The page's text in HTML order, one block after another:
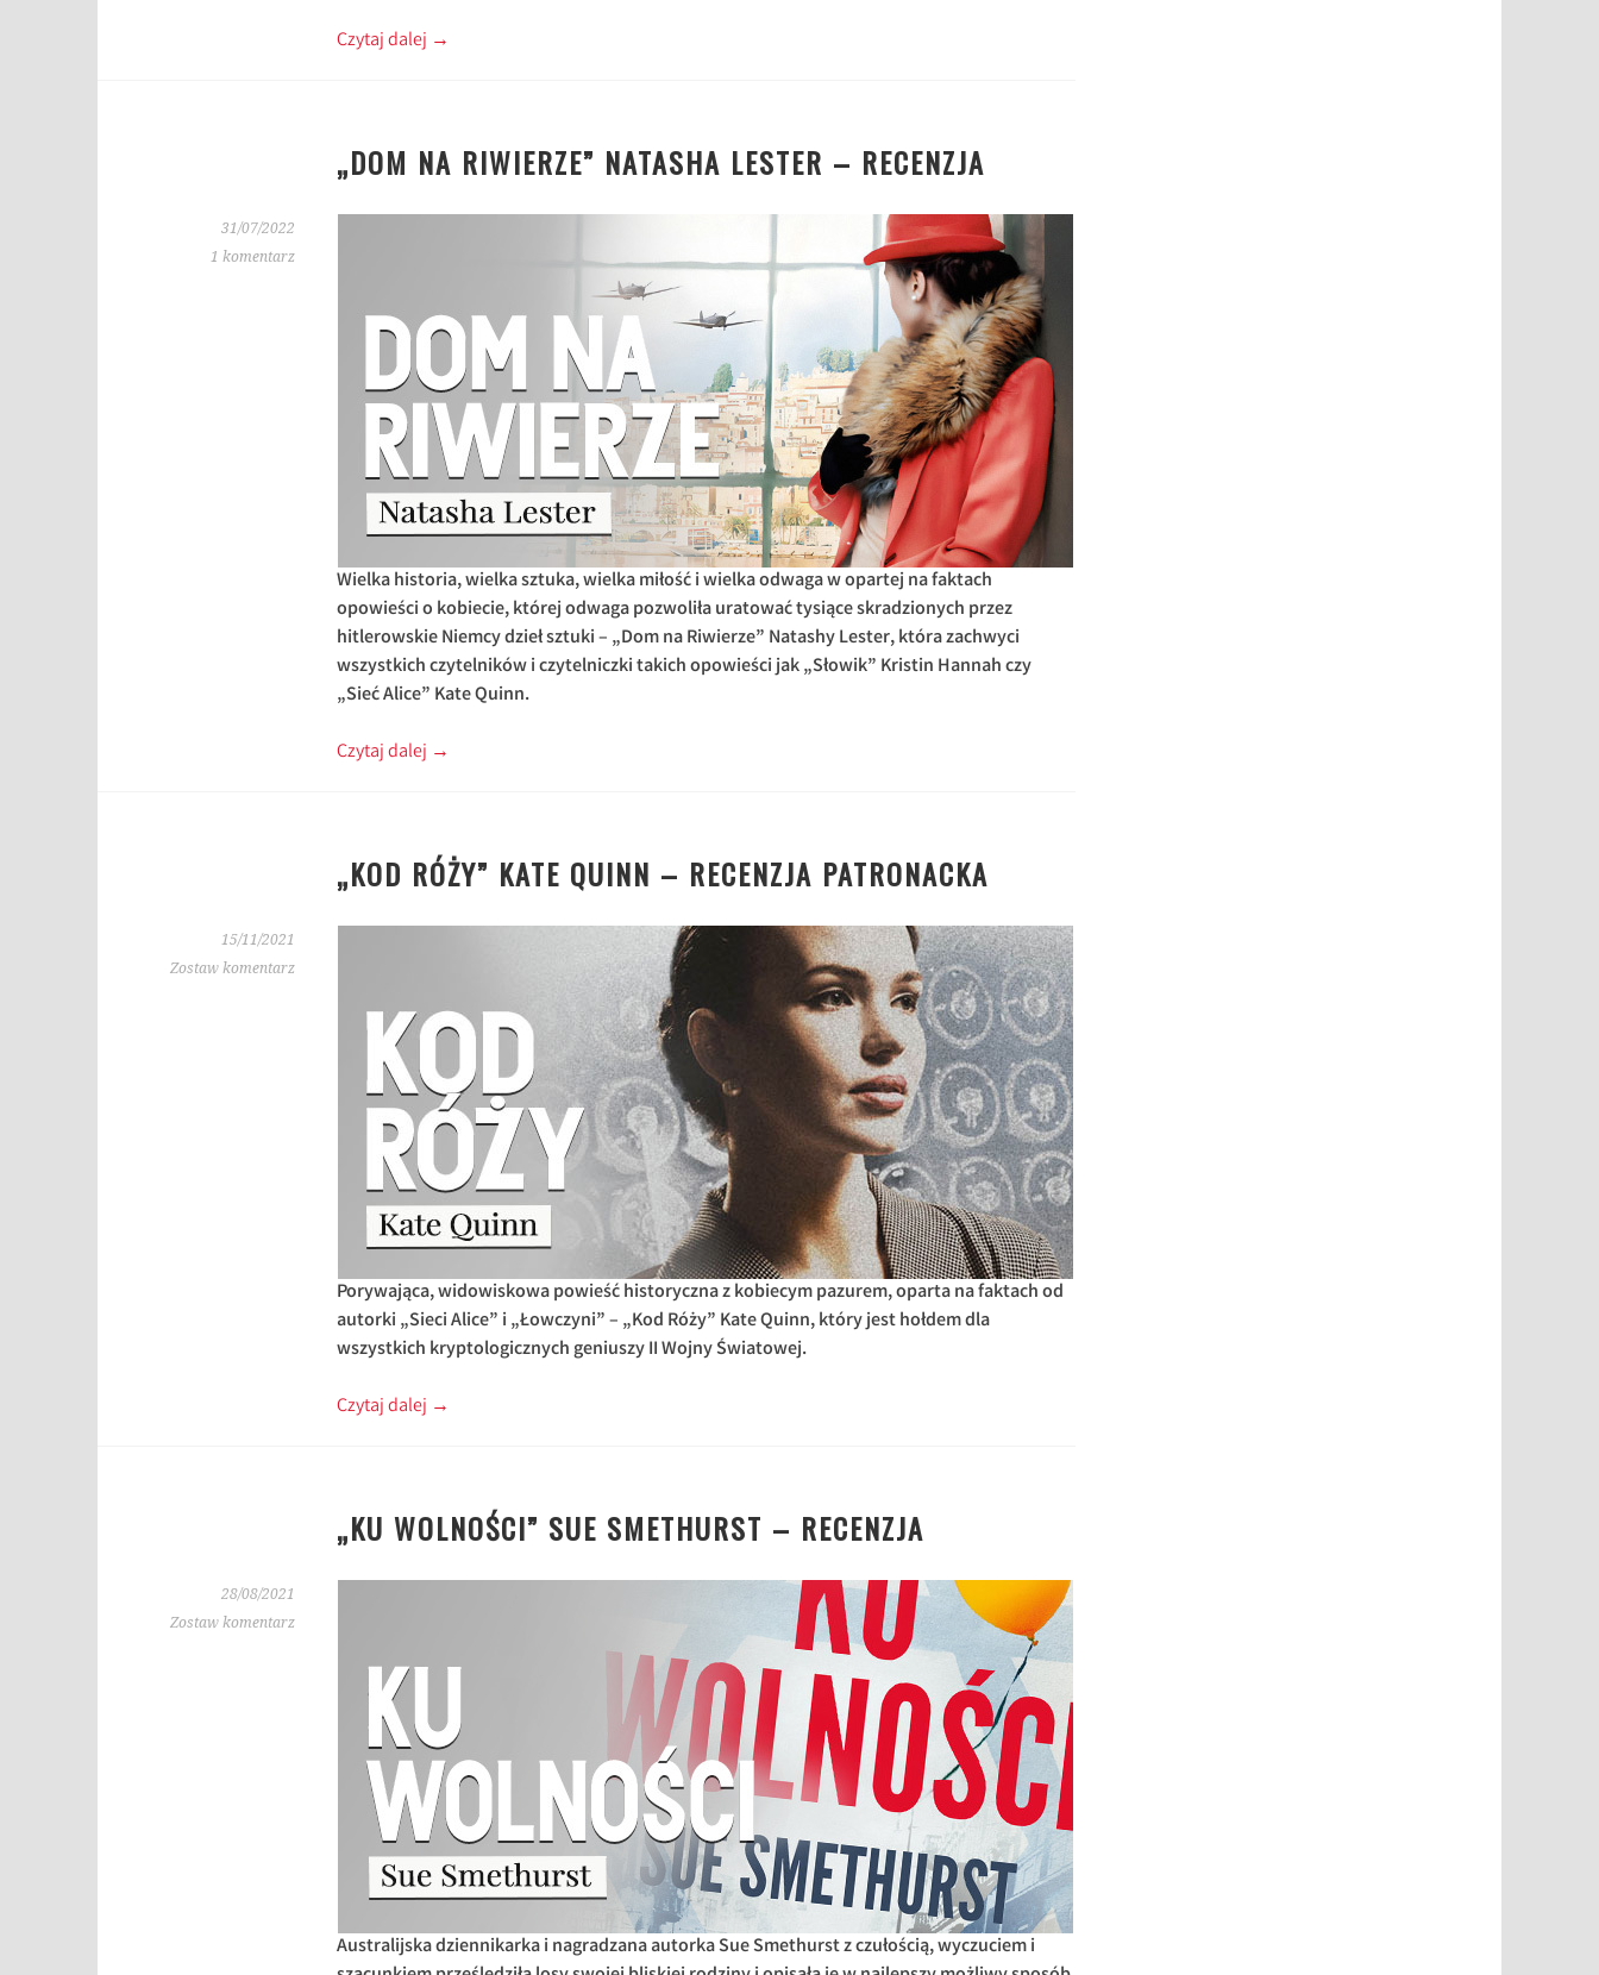
Czytaj dalej →
„DOM NA RIWIERZE” NATASHA LESTER – RECENZJA
31/07/2022
1 komentarz
Wielka historia, wielka sztuka, wielka miłość i wielka odwaga w opartej na faktach
opowieści o kobiecie, której odwaga pozwoliła uratować tysiące skradzionych przez
hitlerowskie Niemcy dzieł sztuki – „Dom na Riwierze” Natashy Lester, która zachwyci
wszystkich czytelników i czytelniczki takich opowieści jak „Słowik” Kristin Hannah czy
„Sieć Alice” Kate Quinn.
Czytaj dalej →
„KOD RÓŻY” KATE QUINN – RECENZJA PATRONACKA
15/11/2021
Zostaw komentarz
Porywająca, widowiskowa powieść historyczna z kobiecym pazurem, oparta na faktach od
autorki „Sieci Alice” i „Łowczyni” – „Kod Róży” Kate Quinn, który jest hołdem dla
wszystkich kryptologicznych geniuszy II Wojny Światowej.
Czytaj dalej →
„KU WOLNOŚCI” SUE SMETHURST – RECENZJA
28/08/2021
Zostaw komentarz
Australijska dziennikarka i nagradzana autorka Sue Smethurst z czułością, wyczuciem i